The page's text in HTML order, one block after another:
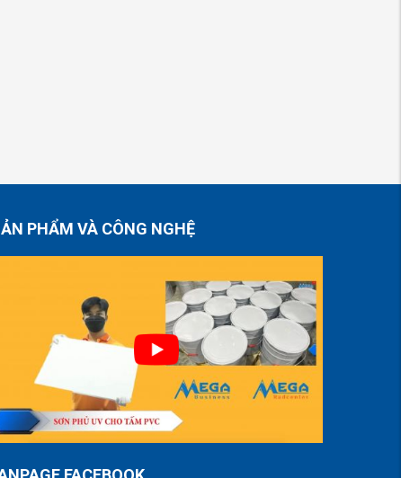
PHẨM VÀ CÔNG NGHỆ